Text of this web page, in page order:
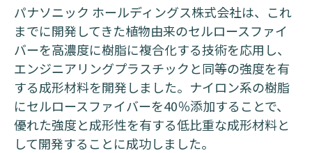
パナソニック ホールディングス株式会社は、これ
までに開発してきた植物由来のセルロースファイ
バーを高濃度に樹脂に複合化する技術を応用し、
エンジニアリングプラスチックと同等の強度を有
する成形材料を開発しました。ナイロン系の樹脂
にセルロースファイバーを40％添加することで、
優れた強度と成形性を有する低比重な成形材料と
して開発することに成功しました。